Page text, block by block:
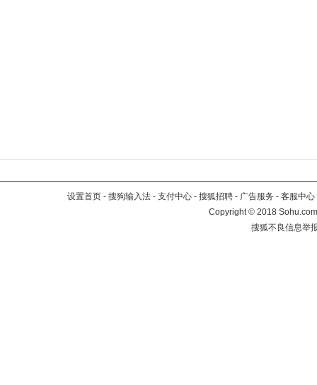
设置首页 - 搜狗输入法 - 支付中心 - 搜狐招聘 - 广告服务 - 客服中心
Copyright©2018
搜狐不良信息举